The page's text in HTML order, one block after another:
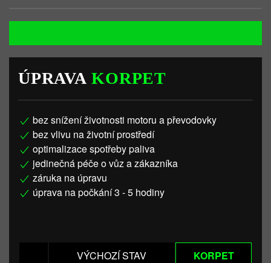
ÚPRAVAKORPET
bez snížení životnosti motoru a převodovky
bez vlivu na životní prostředí
optimalizace spotřeby paliva
jedinečná péče o vůz a zákazníka
záruka na úpravu
úprava na počkání 3 - 5 hodiny
VÝCHOZÍ STAV KORPET